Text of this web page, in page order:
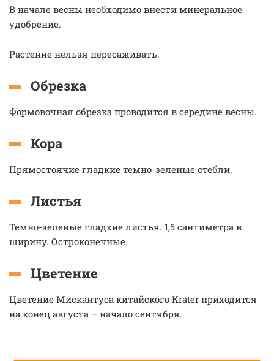
В начале весны необходимо внести минеральное
удобрение.
Растение нельзя пересаживать.
Обрезка
Формовочная обрезка проводится в середине весны.
Кора
Прямостоячие гладкие темно-зеленые стебли.
Листья
Темно-зеленые гладкие листья. 1,5 сантиметра в
ширину. Остроконечные.
Цветение
Цветение Мискантуса китайского Krater приходится
на конец августа – начало сентября.